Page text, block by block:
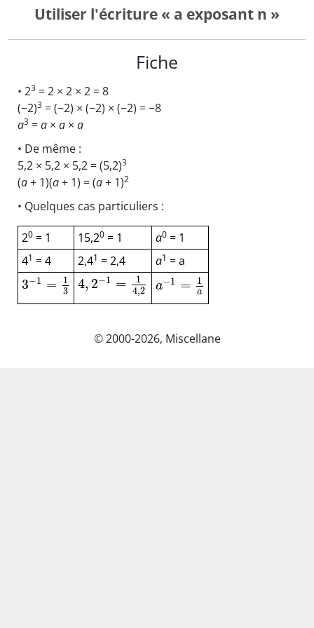
Utiliser l'écriture « a exposant n »
Fiche
• 23 = 2 × 2 × 2 = 8
(−2)3 = (−2) × (−2) × (−2) = −8
a3 =a × a × a
• De même :
5,2 × 5,2 × 5,2 = (5,2)3
(a+ 1)(a+ 1) = (a+ 1)2
• Quelques cas particuliers :
20= 1 15,20= 1 a0= 1
41 = 4 2,41 = 2,4 a1 = a
3−1 =
1
3
4, 2−1 =
1
4,2 a−1 = 1
a
© 2000-2026, Miscellane